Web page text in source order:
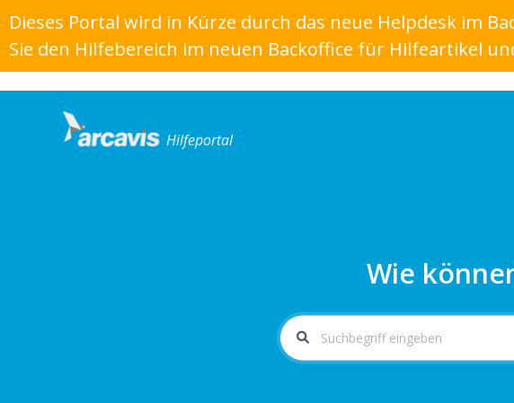
Dieses Portal wird in Kürze durch das neue Helpdesk im
Sie den Hilfebereich im neuen Backoffice für Hilfeartikel
Hilfeportal
Wie